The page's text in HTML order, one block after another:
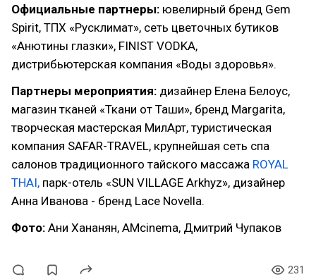
Официальные партнеры: ювелирный бренд Gem
Spirit, ТПХ «Русклимат», сеть цветочных бутиков
«Анютины глазки», FINIST VODKA,
дистрибьютерская компания «Воды здоровья».
Партнеры мероприятия: дизайнер Елена Белоус,
магазин тканей «Ткани от Таши», бренд Margarita,
творческая мастерская МилАрт, туристическая
компания SAFAR-TRAVEL, крупнейшая сеть спа
салонов традиционного тайского массажа ROYAL
THAI, парк-отель «SUN VILLAGE Arkhyz», дизайнер
Анна Иванова - бренд Lace Novella.
Фото: Ани Хананян, AMcinema, Дмитрий Чупаков
231